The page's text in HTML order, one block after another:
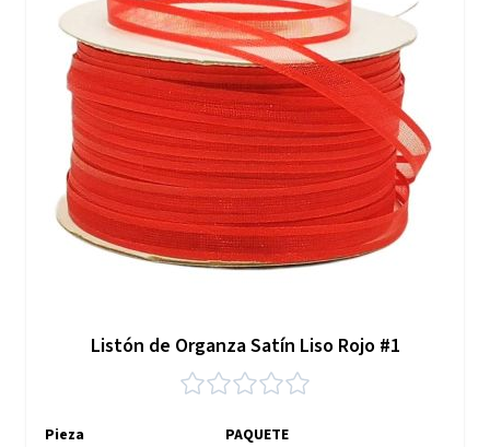
Listón de Organza Satín Liso Rojo #1
Pieza
PAQUETE